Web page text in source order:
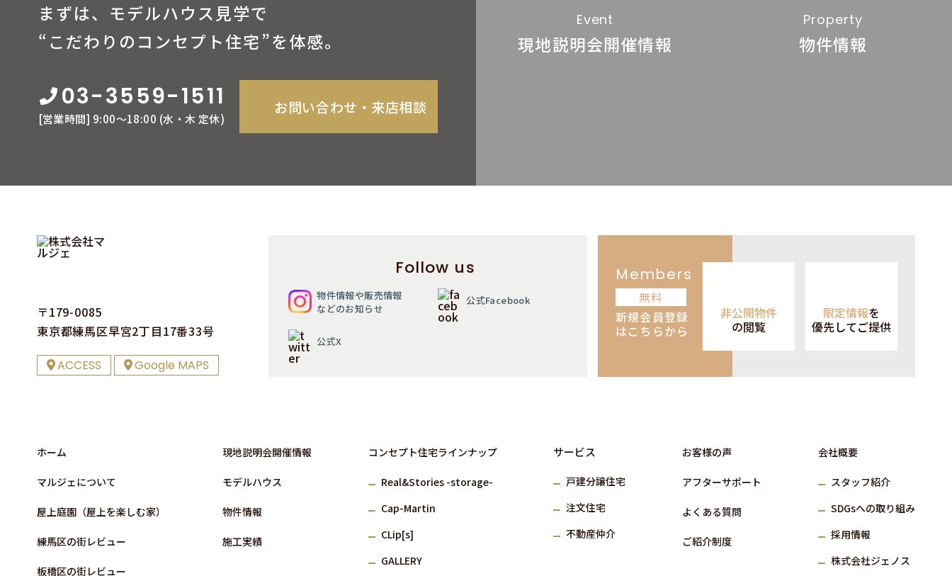
まずは、モデルハウス見学で
“こだわりのコンセプト住宅”を体感。
03-3559-1511
[営業時間] 9:00〜18:00 (⽔‧⽊ 定休)
お問い合わせ‧来店相談
Event
現地説明会開催情報
Property
物件情報
〒179-0085
東京都練⾺区早宮2丁⽬17番33号
ACCESS Google MAPS
Follow us
物件情報や販売情報
などのお知らせ
公式Facebook
公式X
Members
無料
新規会員登録
はこちらから
非公開物件
の閲覧
限定情報を
優先してご提供
ホーム
マルジェについて
屋上庭園（屋上を楽しむ家）
練⾺区の街レビュー
板橋区の街レビュー
現地説明会開催情報
モデルハウス
物件情報
施⼯実績
コンセプト住宅ラインナップ
Real&Stories -storage-
Cap-Martin
CLip[s]
GALLERY
サービス
⼾建分譲住宅
注⽂住宅
不動産仲介
お客様の声
アフターサポート
よくある質問
ご紹介制度
会社概要
スタッフ紹介
SDGsへの取り組み
採⽤情報
株式会社ジェノス